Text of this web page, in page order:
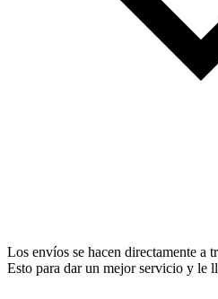
Los envíos se hacen directamente a
Esto para dar un mejor servicio y le